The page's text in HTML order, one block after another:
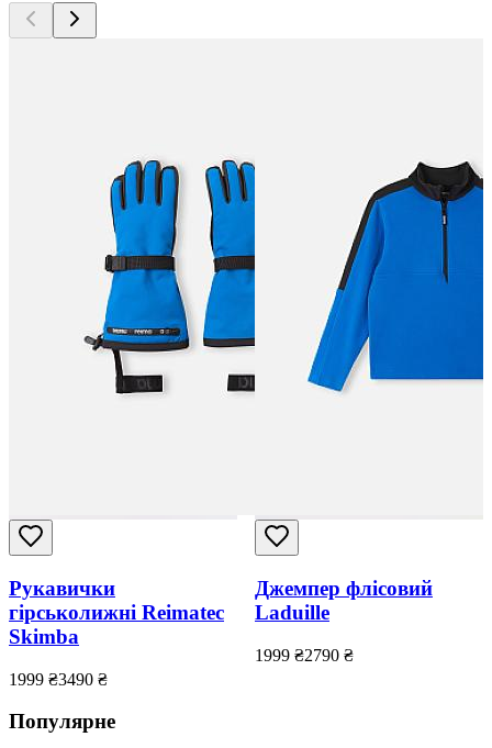
Рукавички
гірськолижні Reimatec
Skimba
1999 ₴3490 ₴
Джемпер флісовий
Laduille
1999 ₴2790 ₴
Популярне